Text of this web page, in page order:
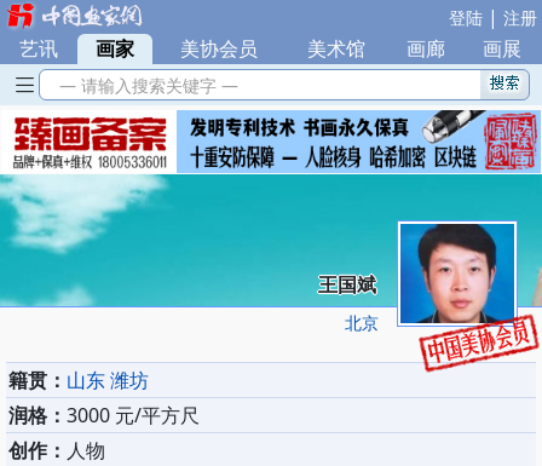
登陆 | 注册
艺讯 | 画家 美协会员 美术馆 画廊 画展
— 请输入搜索关键字 —
王国斌
北京
籍贯： 山东 潍坊
润格： 3000 元/平方尺
创作： 人物